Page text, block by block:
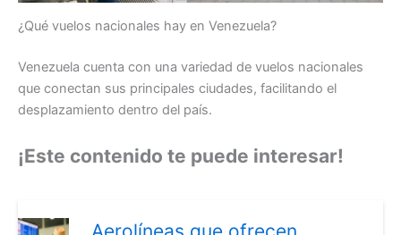
¿Qué vuelos nacionales hay en Venezuela?
Venezuela cuenta con una variedad de vuelos nacionales
que conectan sus principales ciudades, facilitando el
desplazamiento dentro del país.
¡Este contenido te puede interesar!